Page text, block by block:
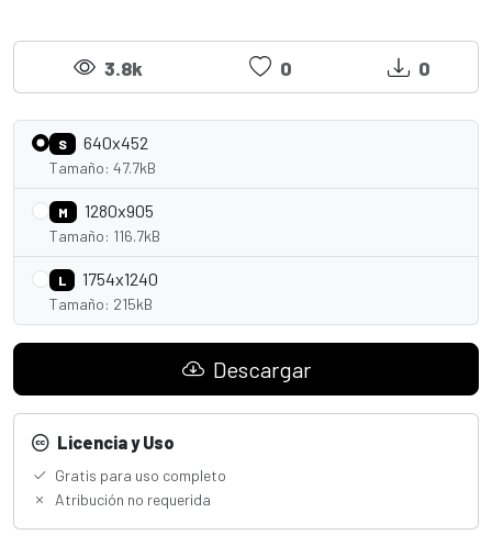
3.8k 0 0
S 640x452
Tamaño: 47.7kB
M 1280x905
Tamaño: 116.7kB
L 1754x1240
Tamaño: 215kB
Descargar
Licencia y Uso
Gratis para uso completo
Atribución no requerida